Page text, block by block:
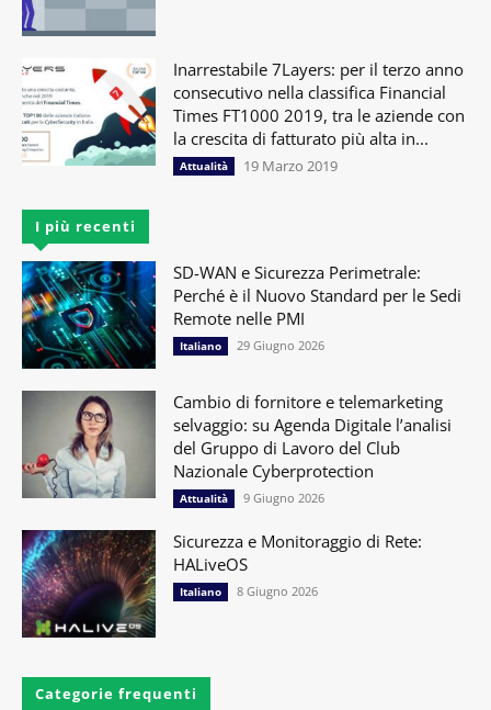
Inarrestabile 7Layers: per il terzo anno
consecutivo nella classifica Financial
Times FT1000 2019, tra le aziende con
la crescita di fatturato più alta in...
Attualità 19 Marzo 2019
I più recenti
SD-WAN e Sicurezza Perimetrale:
Perché è il Nuovo Standard per le Sedi
Remote nelle PMI
Italiano 29 Giugno 2026
Cambio di fornitore e telemarketing
selvaggio: su Agenda Digitale l’analisi
del Gruppo di Lavoro del Club
Nazionale Cyberprotection
Attualità 9 Giugno 2026
Sicurezza e Monitoraggio di Rete:
HALiveOS
Italiano 8 Giugno 2026
Categorie frequenti